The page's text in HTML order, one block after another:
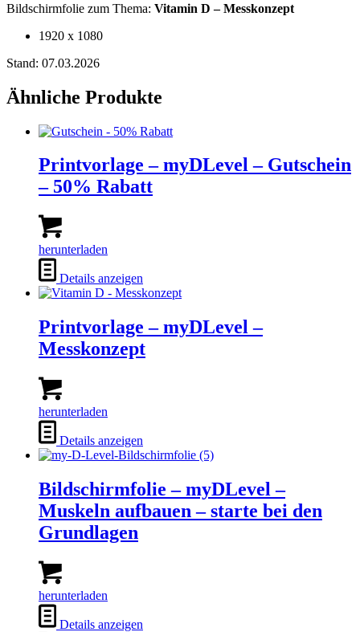
Bildschirmfolie zum Thema: Vitamin D – Messkonzept
1920 x 1080
Stand: 07.03.2026
Ähnliche Produkte
Printvorlage – myDLevel – Gutschein
– 50% Rabatt
herunterladen
Details anzeigen
Printvorlage – myDLevel –
Messkonzept
herunterladen
Details anzeigen
Bildschirmfolie – myDLevel –
Muskeln aufbauen – starte bei den
Grundlagen
herunterladen
Details anzeigen